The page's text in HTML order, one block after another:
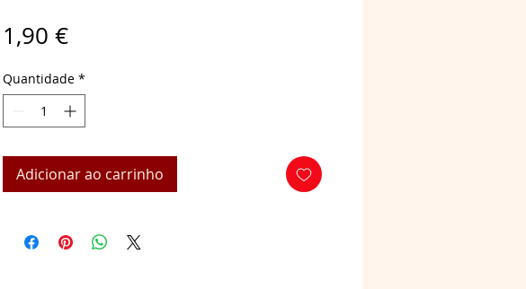
1,90 €Preço
Quantidade *
Adicionar ao carrinho